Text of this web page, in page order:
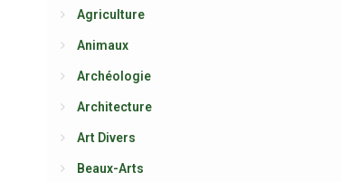
Agriculture
Animaux
Archéologie
Architecture
Art Divers
Beaux-Arts